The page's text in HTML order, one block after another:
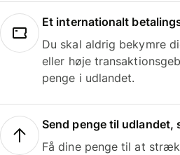
Et internationalt
Du skal aldrig bekymre
eller høje
penge i udlandet.
Send penge til udlandet,
Få dine penge til at